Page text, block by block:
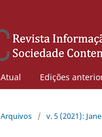
Atual Edições
Arquivos / v. 5 (2021):